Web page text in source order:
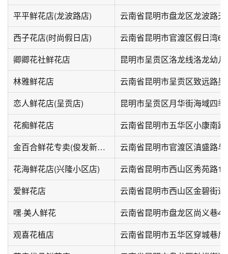
平平鲜花店(龙波路店)
西子花店(时尚假日店)
云南省昆明市官渡区假日湾6
卿卿花社鲜花店
昆明市呈贡区洛龙线洛龙幼
林雅鲜花店
恋人鲜花店(呈贡店)
昆明市呈贡区月华街海域四
花痴鲜花店
云南省昆明市五华区小康南
金百合鲜花专卖(俊发新螺蛳湾国际商贸城店)
花海鲜花店(兴隆小区店)
云南省昆明市西山区秀苑路
爱鲜花店
嘿·美人鲜花
云南省昆明市盘龙区尚义巷
观喜花植店
云南省昆明市五华区穿城巷后